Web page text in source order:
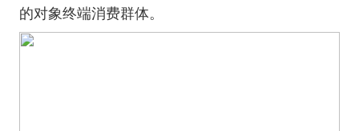
的对象终端消费群体。